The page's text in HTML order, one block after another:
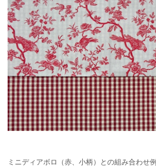
ミニディアボロ（赤、小柄）との組み合わせ例